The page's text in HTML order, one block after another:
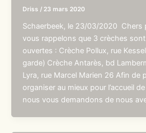
Driss / 23 mars 2020
Schaerbeek, le 23/03/2020 Chers
vous rappelons que 3 crèches
ouvertes : Crèche Pollux, rue
garde) Crèche Antarès, bd
Lyra, rue Marcel Marien 26 Afin de
organiser au mieux pour l’accueil
nous vous demandons de nous